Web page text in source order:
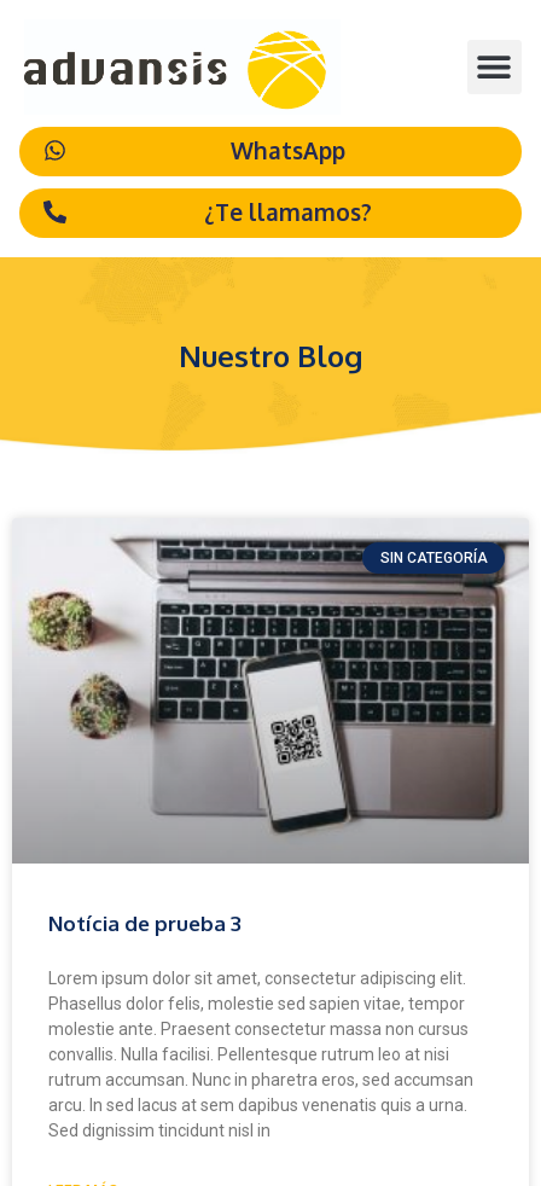
WhatsApp
¿Te llamamos?
Nuestro Blog
SIN CATEGORÍA
Notícia de prueba 3
Lorem ipsum dolor sit amet, consectetur adipiscing elit.
Phasellus dolor felis, molestie sed sapien vitae, tempor
molestie ante. Praesent consectetur massa non cursus
convallis. Nulla facilisi. Pellentesque rutrum leo at nisi
rutrum accumsan. Nunc in pharetra eros, sed accumsan
arcu. In sed lacus at sem dapibus venenatis quis a urna.
Sed dignissim tincidunt nisl in